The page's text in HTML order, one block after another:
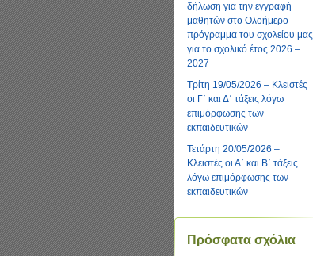
δήλωση για την εγγραφή
μαθητών στο Ολοήμερο
πρόγραμμα του σχολείου μας
για το σχολικό έτος 2026 –
2027
Τρίτη 19/05/2026 – Κλειστές
οι Γ΄ και Δ΄ τάξεις λόγω
επιμόρφωσης των
εκπαιδευτικών
Τετάρτη 20/05/2026 –
Κλειστές οι Α΄ και Β΄ τάξεις
λόγω επιμόρφωσης των
εκπαιδευτικών
Πρόσφατα σχόλια